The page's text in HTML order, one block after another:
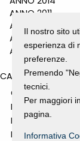
ANNO 2011
ANNO 2010
ANNO 2009
ANNO 2008
CATEGORIES
GALLERY
MOSTRE E EVENTI
NEWS
PROGETTI
Il nostro sito
esperienza di
preferenze.
Premendo
tecnici.
Per maggiori
pagina.
Informativa